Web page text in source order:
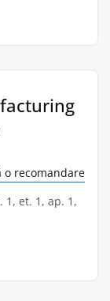
o recomandare
1, et. 1, ap. 1,